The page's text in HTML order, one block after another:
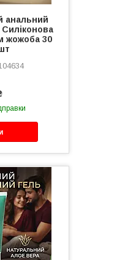
анальний
жожоба 30